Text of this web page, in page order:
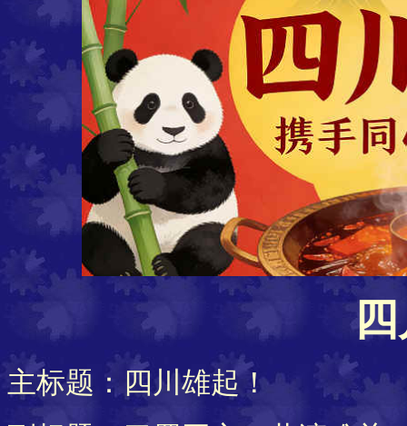
主标题：四川雄起！